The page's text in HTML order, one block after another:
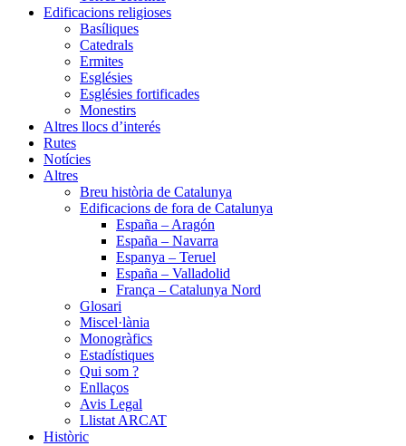
Edificacions religioses
Basíliques
Catedrals
Ermites
Esglésies
Esglésies fortificades
Monestirs
Altres llocs d’interés
Rutes
Notícies
Altres
Breu història de Catalunya
Edificacions de fora de Catalunya
España – Aragón
España – Navarra
Espanya – Teruel
España – Valladolid
França – Catalunya Nord
Glosari
Miscel·lània
Monogràfics
Estadístiques
Qui som ?
Enllaços
Avis Legal
Llistat ARCAT
Històric